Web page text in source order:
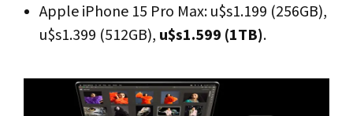
Apple iPhone 15 Pro Max: u$s1.199 (256GB),
u$s1.399 (512GB), u$s1.599 (1TB).